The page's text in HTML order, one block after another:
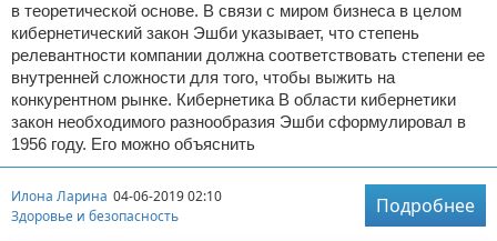
в теоретической основе. В связи с миром бизнеса в целом
кибернетический закон Эшби указывает, что степень
релевантности компании должна соответствовать степени ее
внутренней сложности для того, чтобы выжить на
конкурентном рынке. Кибернетика В области кибернетики
закон необходимого разнообразия Эшби сформулировал в
1956 году. Его можно объяснить
Илона Ларина 04-06-2019 02:10
Здоровье и безопасность
Подробнее